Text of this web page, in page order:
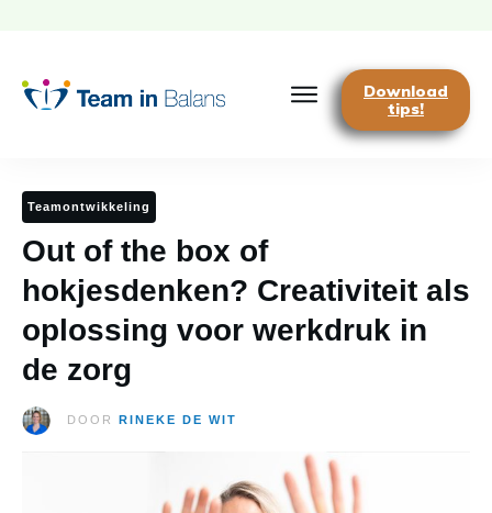
Download
tips!
Teamontwikkeling
Out of the box of
hokjesdenken? Creativiteit als
oplossing voor werkdruk in
de zorg
DOOR RINEKE DE WIT